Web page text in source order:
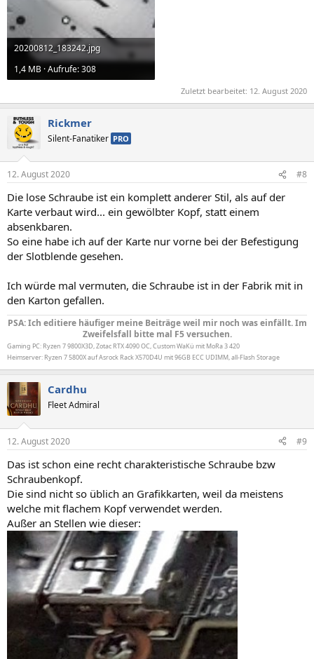
20200812_183242.jpg
1,4 MB · Aufrufe: 308
Zuletzt bearbeitet: 12. August 2020
Rickmer
Silent-Fanatiker PRO
12. August 2020 #8
Die lose Schraube ist ein komplett anderer Stil, als auf der
Karte verbaut wird... ein gewölbter Kopf, statt einem
absenkbaren.
So eine habe ich auf der Karte nur vorne bei der Befestigung
der Slotblende gesehen.
Ich würde mal vermuten, die Schraube ist in der Fabrik mit in
den Karton gefallen.
PSA: Ich editiere häufiger meine Beiträge weil mir noch was einfällt. Im
Zweifelsfall bitte mal F5 versuchen.
Gaming PC: Ryzen 7 9800X3D, Zotac RTX 4090 OC, Custom WaKü mit MoRa 3 420
Heimserver: Ryzen 7 5800X auf Asrock Rack X570D4U mit 96GB ECC UDIMM, all-Flash Storage
Cardhu
Fleet Admiral
12. August 2020 #9
Das ist schon eine recht charakteristische Schraube bzw
Schraubenkopf.
Die sind nicht so üblich an Grafikkarten, weil da meistens
welche mit flachem Kopf verwendet werden.
Außer an Stellen wie dieser: